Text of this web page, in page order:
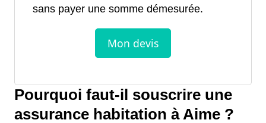
sans payer une somme démesurée.
Pourquoi faut-il souscrire une
assurance habitation à Aime ?